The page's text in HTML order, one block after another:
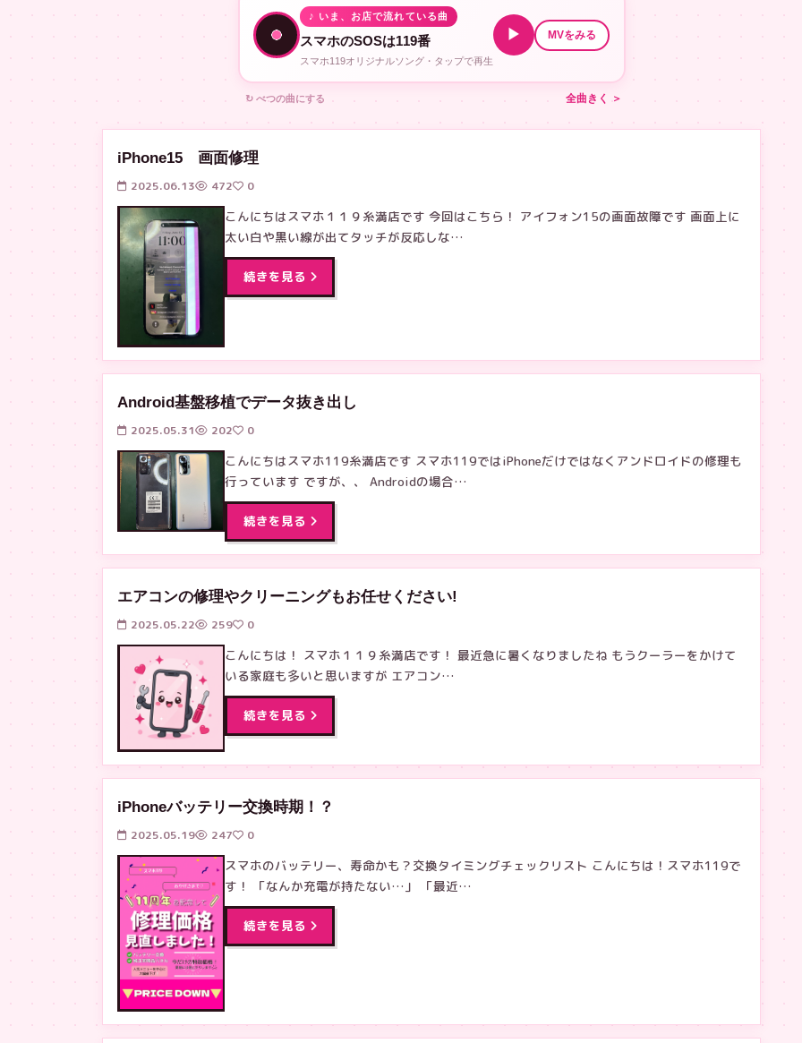
♪ いま、お店で流れている曲
スマホのSOSは119番
スマホ119オリジナルソング・タップで再生
▶ MVをみる
↻ べつの曲にする 全曲きく ＞
iPhone15 画面修理
2025.06.13 472 0
こんにちはスマホ１１９糸満店です 今回はこちら！ アイフォン15の画面故障です 画面上に
太い白や黒い線が出てタッチが反応しな…
続きを見る
Android基盤移植でデータ抜き出し
2025.05.31 202 0
こんにちはスマホ119糸満店です スマホ119ではiPhoneだけではなくアンドロイドの修理も
行っています ですが、、 Androidの場合…
続きを見る
エアコンの修理やクリーニングもお任せください!
2025.05.22 259 0
こんにちは！ スマホ１１９糸満店です！ 最近急に暑くなりましたね もうクーラーをかけて
いる家庭も多いと思いますが エアコン…
続きを見る
iPhoneバッテリー交換時期！？
2025.05.19 247 0
スマホのバッテリー、寿命かも？交換タイミングチェックリスト こんにちは！スマホ119で
す！ 「なんか充電が持たない…」 「最近…
続きを見る